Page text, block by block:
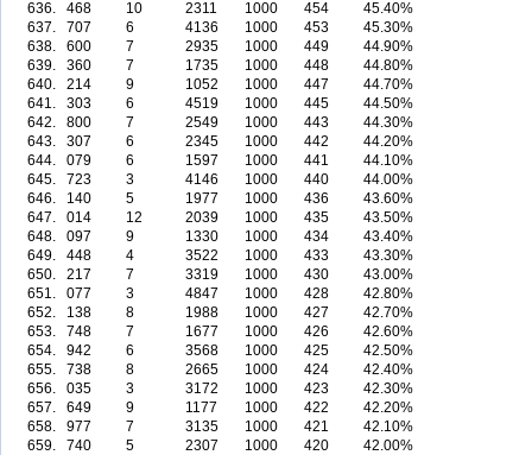
636. 468 10 2311 1000 454
45.40%
637.
707 6 4136 1000 453
45.30%
638.
600 7 2935 1000 449
44.90%
639.
360 7 1735 1000 448
44.80%
640.
214 9 1052 1000 447
44.70%
641.
303 6 4519 1000 445
44.50%
642.
800 7 2549 1000 443
44.30%
643.
307 6 2345 1000 442
44.20%
644.
079 6 1597 1000 441
44.10%
645.
723 3 4146 1000 440
44.00%
646.
140 5 1977 1000 436
43.60%
647.
014 12 2039 1000 435
43.50%
648.
097 9 1330 1000 434
43.40%
649.
448 4 3522 1000 433
43.30%
650.
217 7 3319 1000 430
43.00%
651.
077 3 4847 1000 428
42.80%
652.
138 8 1988 1000 427
42.70%
653.
748 7 1677 1000 426
42.60%
654.
942 6 3568 1000 425
42.50%
655.
738 8 2665 1000 424
42.40%
656.
035 3 3172 1000 423
42.30%
657.
649 9 1177 1000 422
42.20%
658.
977 7 3135 1000 421
42.10%
659.
740 5 2307 1000 420
42.00%